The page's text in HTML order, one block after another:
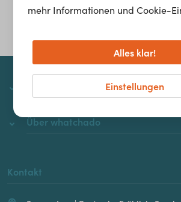
Über whatchado
Kontakt
mehr Informationen und Cookie-
Einstellungen
Alles klar!